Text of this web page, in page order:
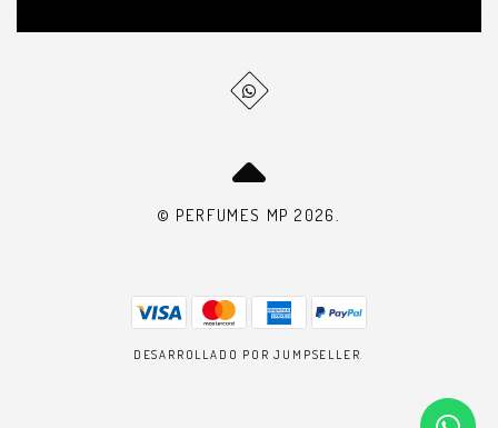
© PERFUMES MP 2026.
DESARROLLADO POR JUMPSELLER